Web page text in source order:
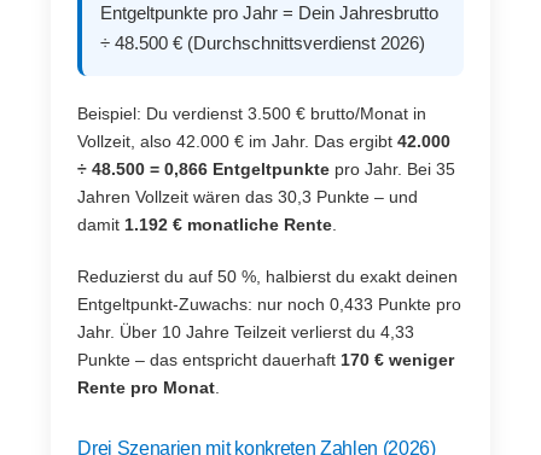
Entgeltpunkte pro Jahr = Dein Jahresbrutto
÷ 48.500 € (Durchschnittsverdienst 2026)
Beispiel: Du verdienst 3.500 € brutto/Monat in
Vollzeit, also 42.000 € im Jahr. Das ergibt42.000
÷ 48.500 = 0,866 Entgeltpunkte pro Jahr. Bei 35
Jahren Vollzeit wären das 30,3 Punkte – und
damit1.192 € monatliche Rente.
Reduzierst du auf 50 %, halbierst du exakt deinen
Entgeltpunkt-Zuwachs: nur noch 0,433 Punkte pro
Jahr. Über 10 Jahre Teilzeit verlierst du 4,33
Punkte – das entspricht dauerhaft170 € weniger
Rente pro Monat.
Drei Szenarien mit konkreten Zahlen (2026)